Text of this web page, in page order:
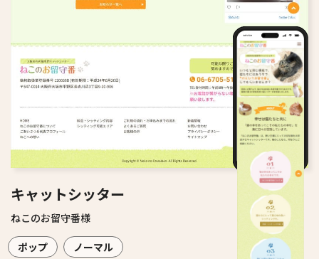
キャットシッター
ねこのお留守番様
ポップ ノーマル